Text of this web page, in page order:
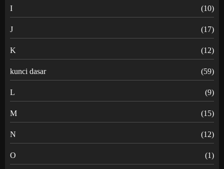
I (10)
J (17)
K (12)
kunci dasar (59)
L (9)
M (15)
N (12)
O (1)